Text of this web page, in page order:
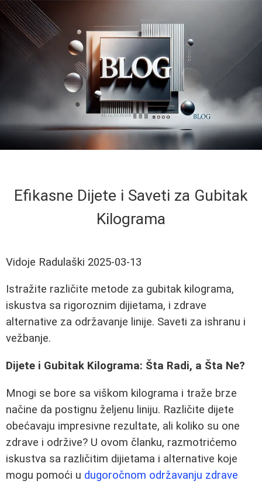
Efikasne Dijete i Saveti za Gubitak
Kilograma
Vidoje Radulaški 2025-03-13
Istražite različite metode za gubitak kilograma,
iskustva sa rigoroznim dijietama, i zdrave
alternative za održavanje linije. Saveti za ishranu i
vežbanje.
Dijete i Gubitak Kilograma: Šta Radi, a Šta Ne?
Mnogi se bore sa viškom kilograma i traže brze
načine da postignu željenu liniju. Različite dijete
obećavaju impresivne rezultate, ali koliko su one
zdrave i održive? U ovom članku, razmotrićemo
iskustva sa različitim dijietama i alternative koje
mogu pomoći u dugoročnom održavanju zdrave